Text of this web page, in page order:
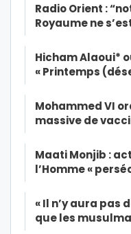
Radio Orient :
Royaume ne
Hicham Alaoui*
« Printemps
Mohammed VI
massive de
Maati Monjib :
l’Homme «
« Il n’y aura pas
que les